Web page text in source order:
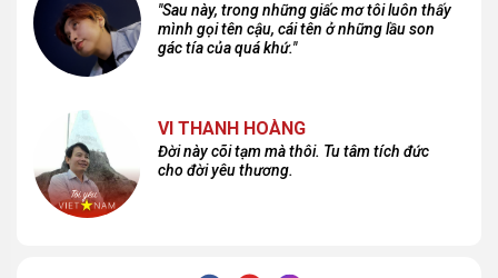
"Sau này, trong những giấc mơ tôi luôn thấy
mình gọi tên cậu, cái tên ở những lầu son
gác tía của quá khứ."
VI THANH HOÀNG
Đời này cõi tạm mà thôi. Tu tâm tích đức
cho đời yêu thương.